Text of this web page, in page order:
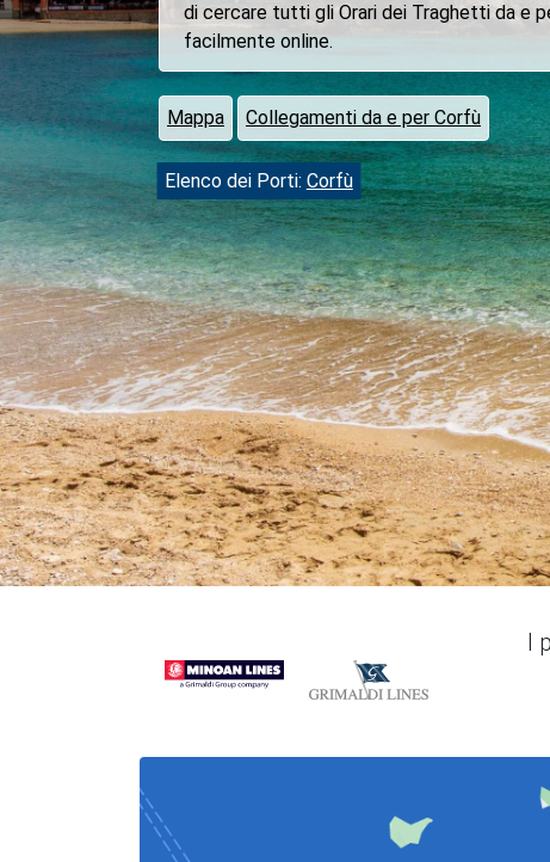
di cercare tutti gli Orari dei Traghetti da e
facilmente online.
Mappa Collegamenti da e per Corfù
Elenco dei Porti: Corfù
I